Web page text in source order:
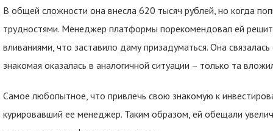
В общей сложности она внесла 620 тысяч рублей, но когда
трудностями. Менеджер платформы порекомендовал ей
вливаниями, что заставило даму призадуматься. Она
знакомая оказалась в аналогичной ситуации – только та
Самое любопытное, что привлечь свою знакомую к
курировавший ее менеджер. Таким образом, ей обещали